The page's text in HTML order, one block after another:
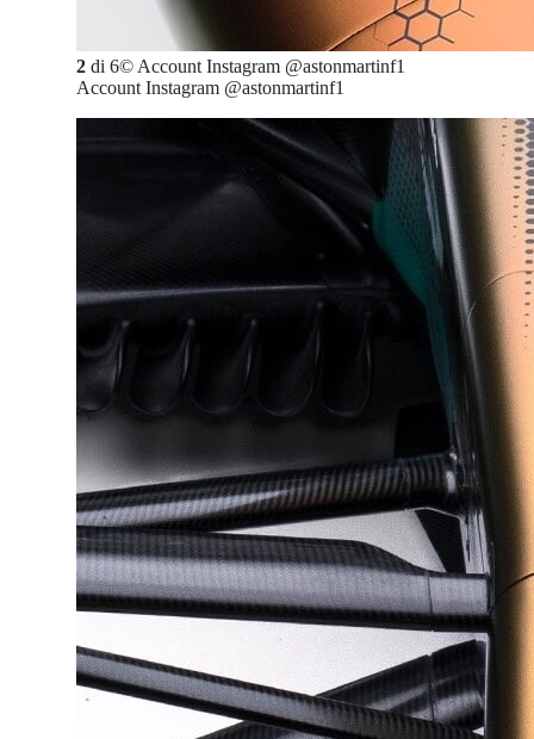
2 di 6© Account Instagram @astonmartinf1
Account Instagram @astonmartinf1